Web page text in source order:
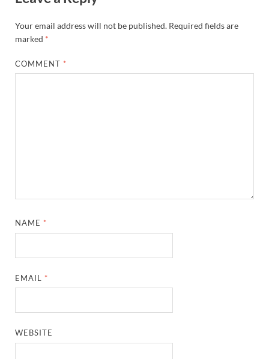
Your email address will not be published. Required fields are
marked *
COMMENT *
NAME *
EMAIL *
WEBSITE